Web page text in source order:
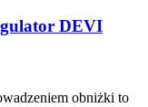
DEVI
obniżki to